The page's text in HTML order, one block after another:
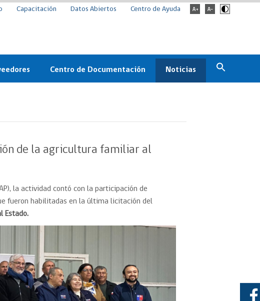
Capacitación Datos Abiertos Centro de Ayuda
Marco
proveedor
para obtener el
Mujer
Centro de Documentación Noticias
Archivo de noticias
de la agricultura familiar al
la actividad contó con la participación de
fueron habilitadas en la última licitación del
Estado.